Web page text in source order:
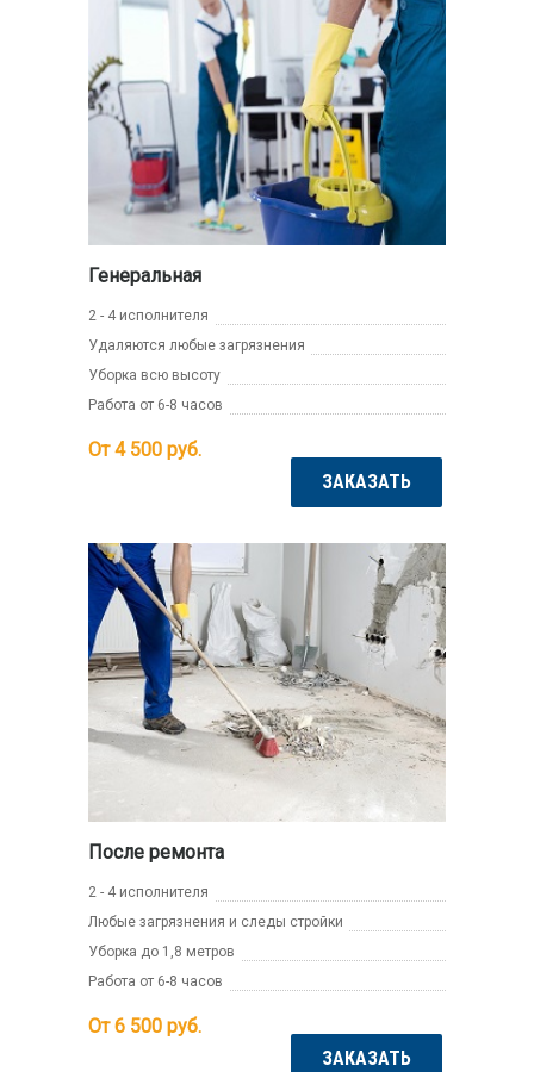
Генеральная
2 - 4 исполнителя
Удаляются любые загрязнения
Уборка всю высоту
Работа от 6-8 часов
От 4 500 руб.
ЗАКАЗАТЬ
После ремонта
2 - 4 исполнителя
Любые загрязнения и следы стройки
Уборка до 1,8 метров
Работа от 6-8 часов
От 6 500 руб.
ЗАКАЗАТЬ